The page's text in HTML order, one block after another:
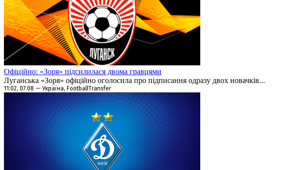
Офіційно: «Зоря» підсилилася двома гравцями
Луганська «Зоря» офіційно оголосила про підписання одразу двох новачків...
11:02, 07.08 — Україна, FootballTransfer